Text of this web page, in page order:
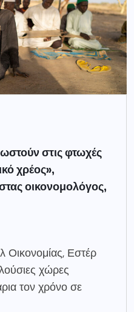
στις φτωχές
χρέος»,
οικονομολόγος,
Εστέρ
χώρες
τον χρόνο σε